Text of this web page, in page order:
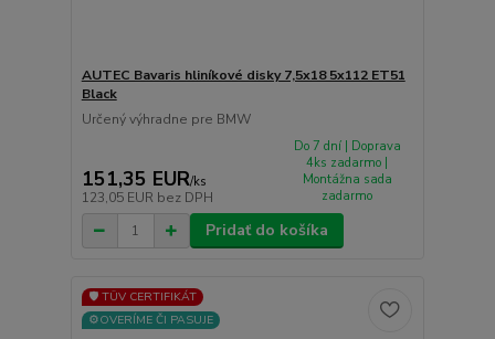
AUTEC Bavaris hliníkové disky 7,5x18 5x112 ET51
Black
Určený výhradne pre BMW
151,35 EUR/ks
123,05 EUR bez DPH
Do 7 dní | Doprava
4ks zadarmo |
Montážna sada
zadarmo
Pridať do košíka
🛡️ TÜV CERTIFIKÁT
⚙️OVERÍME ČI PASUJE